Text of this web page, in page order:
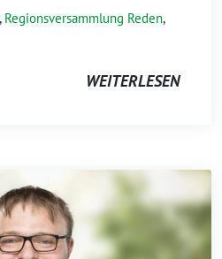
, Regionsversammlung Reden,
WEITERLESEN